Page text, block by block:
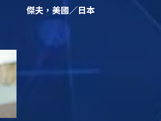
傑夫，美國／日本